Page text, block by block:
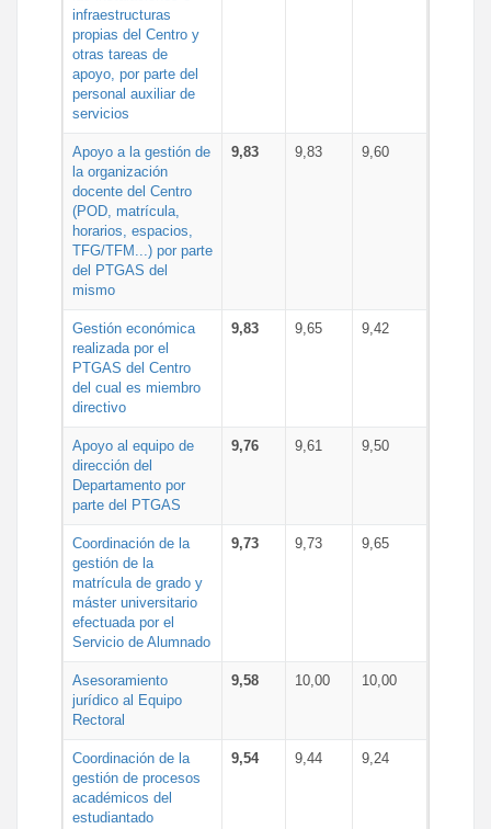
infraestructuras
propias del Centro y
otras tareas de
apoyo, por parte del
personal auxiliar de
servicios
Apoyo a la gestión de
la organización
docente del Centro
(POD, matrícula,
horarios, espacios,
TFG/TFM...) por parte
del PTGAS del
mismo
9,83 9,83 9,60
Gestión económica
realizada por el
PTGAS del Centro
del cual es miembro
directivo
9,83 9,65 9,42
Apoyo al equipo de
dirección del
Departamento por
parte del PTGAS
9,76 9,61 9,50
Coordinación de la
gestión de la
matrícula de grado y
máster universitario
efectuada por el
Servicio de Alumnado
9,73 9,73 9,65
Asesoramiento
jurídico al Equipo
Rectoral
9,58 10,00 10,00
Coordinación de la
gestión de procesos
académicos del
estudiantado
9,54 9,44 9,24